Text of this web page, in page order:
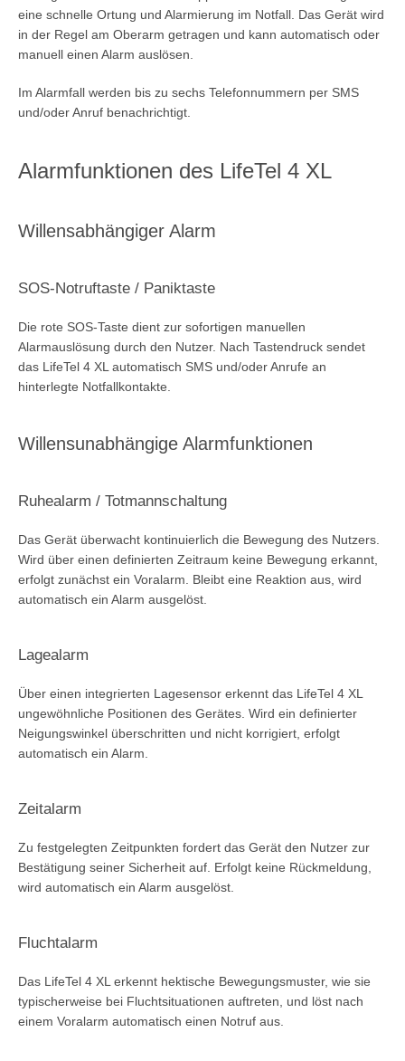
eine schnelle Ortung und Alarmierung im Notfall. Das Gerät wird
in der Regel am Oberarm getragen und kann automatisch oder
manuell einen Alarm auslösen.
Im Alarmfall werden bis zu sechs Telefonnummern per SMS
und/oder Anruf benachrichtigt.
Alarmfunktionen des LifeTel 4 XL
Willensabhängiger Alarm
SOS-Notruftaste / Paniktaste
Die rote SOS-Taste dient zur sofortigen manuellen
Alarmauslösung durch den Nutzer. Nach Tastendruck sendet
das LifeTel 4 XL automatisch SMS und/oder Anrufe an
hinterlegte Notfallkontakte.
Willensunabhängige Alarmfunktionen
Ruhealarm / Totmannschaltung
Das Gerät überwacht kontinuierlich die Bewegung des Nutzers.
Wird über einen definierten Zeitraum keine Bewegung erkannt,
erfolgt zunächst ein Voralarm. Bleibt eine Reaktion aus, wird
automatisch ein Alarm ausgelöst.
Lagealarm
Über einen integrierten Lagesensor erkennt das LifeTel 4 XL
ungewöhnliche Positionen des Gerätes. Wird ein definierter
Neigungswinkel überschritten und nicht korrigiert, erfolgt
automatisch ein Alarm.
Zeitalarm
Zu festgelegten Zeitpunkten fordert das Gerät den Nutzer zur
Bestätigung seiner Sicherheit auf. Erfolgt keine Rückmeldung,
wird automatisch ein Alarm ausgelöst.
Fluchtalarm
Das LifeTel 4 XL erkennt hektische Bewegungsmuster, wie sie
typischerweise bei Fluchtsituationen auftreten, und löst nach
einem Voralarm automatisch einen Notruf aus.